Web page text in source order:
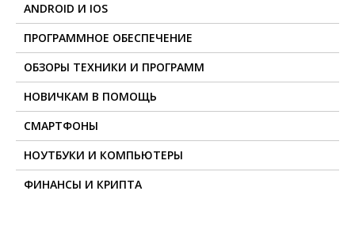
ANDROID И IOS
ПРОГРАММНОЕ ОБЕСПЕЧЕНИЕ
ОБЗОРЫ ТЕХНИКИ И ПРОГРАММ
НОВИЧКАМ В ПОМОЩЬ
СМАРТФОНЫ
НОУТБУКИ И КОМПЬЮТЕРЫ
ФИНАНСЫ И КРИПТА